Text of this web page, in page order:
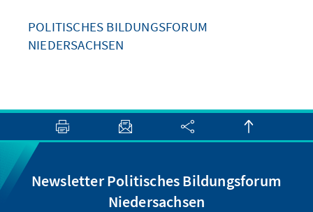
POLITISCHES BILDUNGSFORUM
NIEDERSACHSEN
Newsletter Politisches Bildungsforum
Niedersachsen